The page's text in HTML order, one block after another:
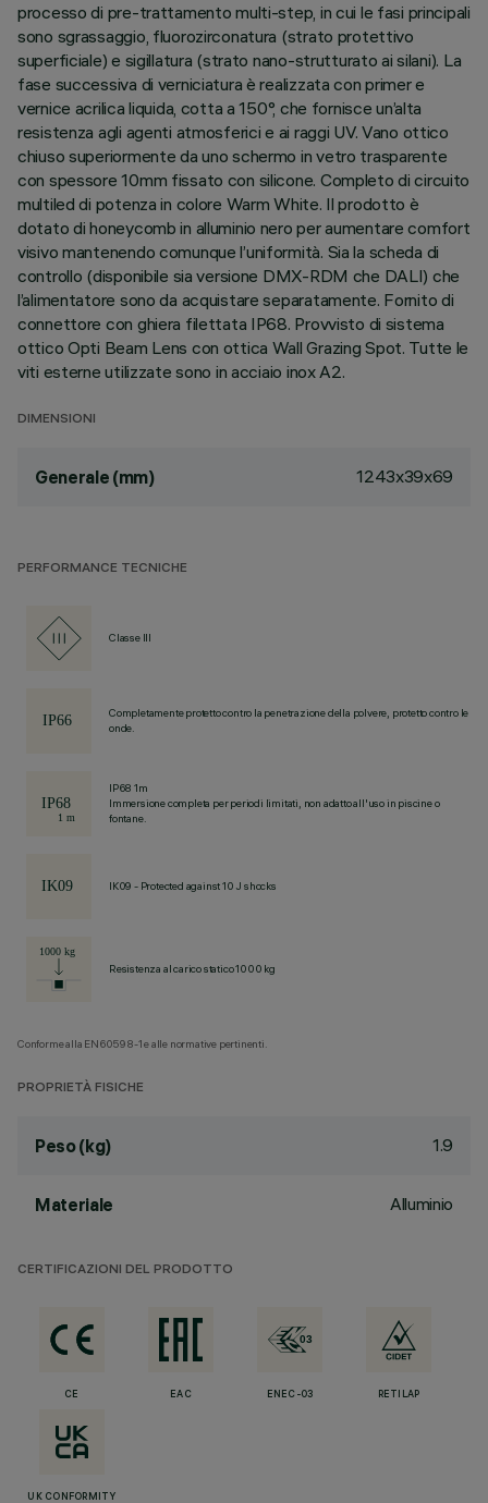
processo di pre-trattamento multi-step, in cui le fasi principali
sono sgrassaggio, fluorozirconatura (strato protettivo
superficiale) e sigillatura (strato nano-strutturato ai silani). La
fase successiva di verniciatura è realizzata con primer e
vernice acrilica liquida, cotta a 150°, che fornisce un’alta
resistenza agli agenti atmosferici e ai raggi UV. Vano ottico
chiuso superiormente da uno schermo in vetro trasparente
con spessore 10mm fissato con silicone. Completo di circuito
multiled di potenza in colore Warm White. Il prodotto è
dotato di honeycomb in alluminio nero per aumentare comfort
visivo mantenendo comunque l’uniformità. Sia la scheda di
controllo (disponibile sia versione DMX-RDM che DALI) che
l’alimentatore sono da acquistare separatamente. Fornito di
connettore con ghiera filettata IP68. Provvisto di sistema
ottico Opti Beam Lens con ottica Wall Grazing Spot. Tutte le
viti esterne utilizzate sono in acciaio inox A2.
DIMENSIONI
Generale (mm) 1243x39x69
PERFORMANCE TECNICHE
Classe III
Completamente protetto contro la penetrazione della polvere, protetto contro le
onde.
IP68 1m
Immersione completa per periodi limitati, non adatto all'uso in piscine o
fontane.
IK09 - Protected against 10 J shocks
Resistenza al carico statico 1000 kg
Conforme alla EN60598-1 e alle normative pertinenti.
PROPRIETÀ FISICHE
Peso (kg) 1.9
Materiale Alluminio
CERTIFICAZIONI DEL PRODOTTO
CE EAC ENEC-03 RETILAP
UK CONFORMITY